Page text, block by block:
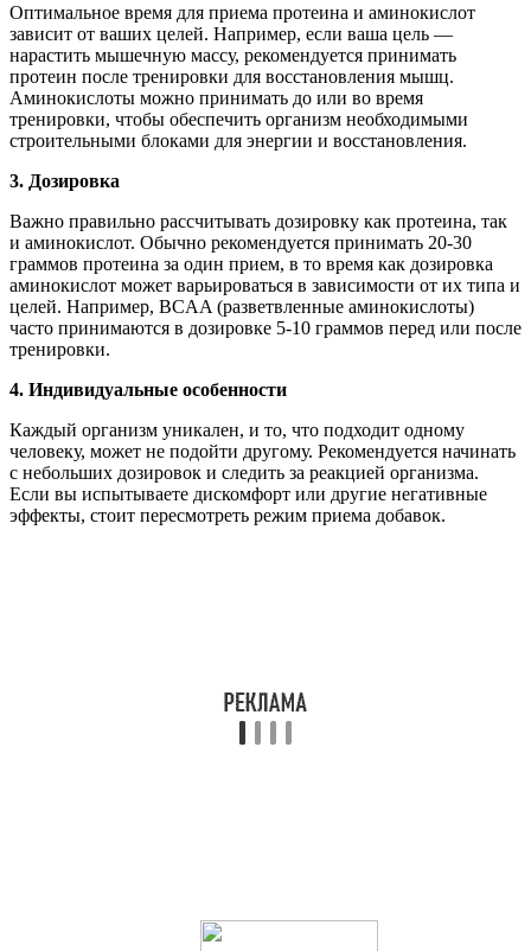
Оптимальное время для приема протеина и аминокислот
зависит от ваших целей. Например, если ваша цель —
нарастить мышечную массу, рекомендуется принимать
протеин после тренировки для восстановления мышц.
Аминокислоты можно принимать до или во время
тренировки, чтобы обеспечить организм необходимыми
строительными блоками для энергии и восстановления.
3. Дозировка
Важно правильно рассчитывать дозировку как протеина, так
и аминокислот. Обычно рекомендуется принимать 20-30
граммов протеина за один прием, в то время как дозировка
аминокислот может варьироваться в зависимости от их типа и
целей. Например, BCAA (разветвленные аминокислоты)
часто принимаются в дозировке 5-10 граммов перед или после
тренировки.
4. Индивидуальные особенности
Каждый организм уникален, и то, что подходит одному
человеку, может не подойти другому. Рекомендуется начинать
с небольших дозировок и следить за реакцией организма.
Если вы испытываете дискомфорт или другие негативные
эффекты, стоит пересмотреть режим приема добавок.